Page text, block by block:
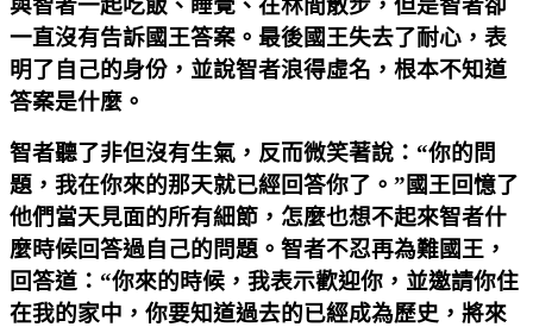
一直沒有告訴國王答案。最後國王失去了耐心，表
明了自己的身份，並說智者浪得虛名，根本不知道
答案是什麼。
智者聽了非但沒有生氣，反而微笑著說：“你的問
題，我在你來的那天就已經回答你了。”國王回憶了
他們當天見面的所有細節，怎麼也想不起來智者什
麼時候回答過自己的問題。智者不忍再為難國王，
回答道：“你來的時候，我表示歡迎你，並邀請你住
在我的家中，你要知道過去的已經成為歷史，將來